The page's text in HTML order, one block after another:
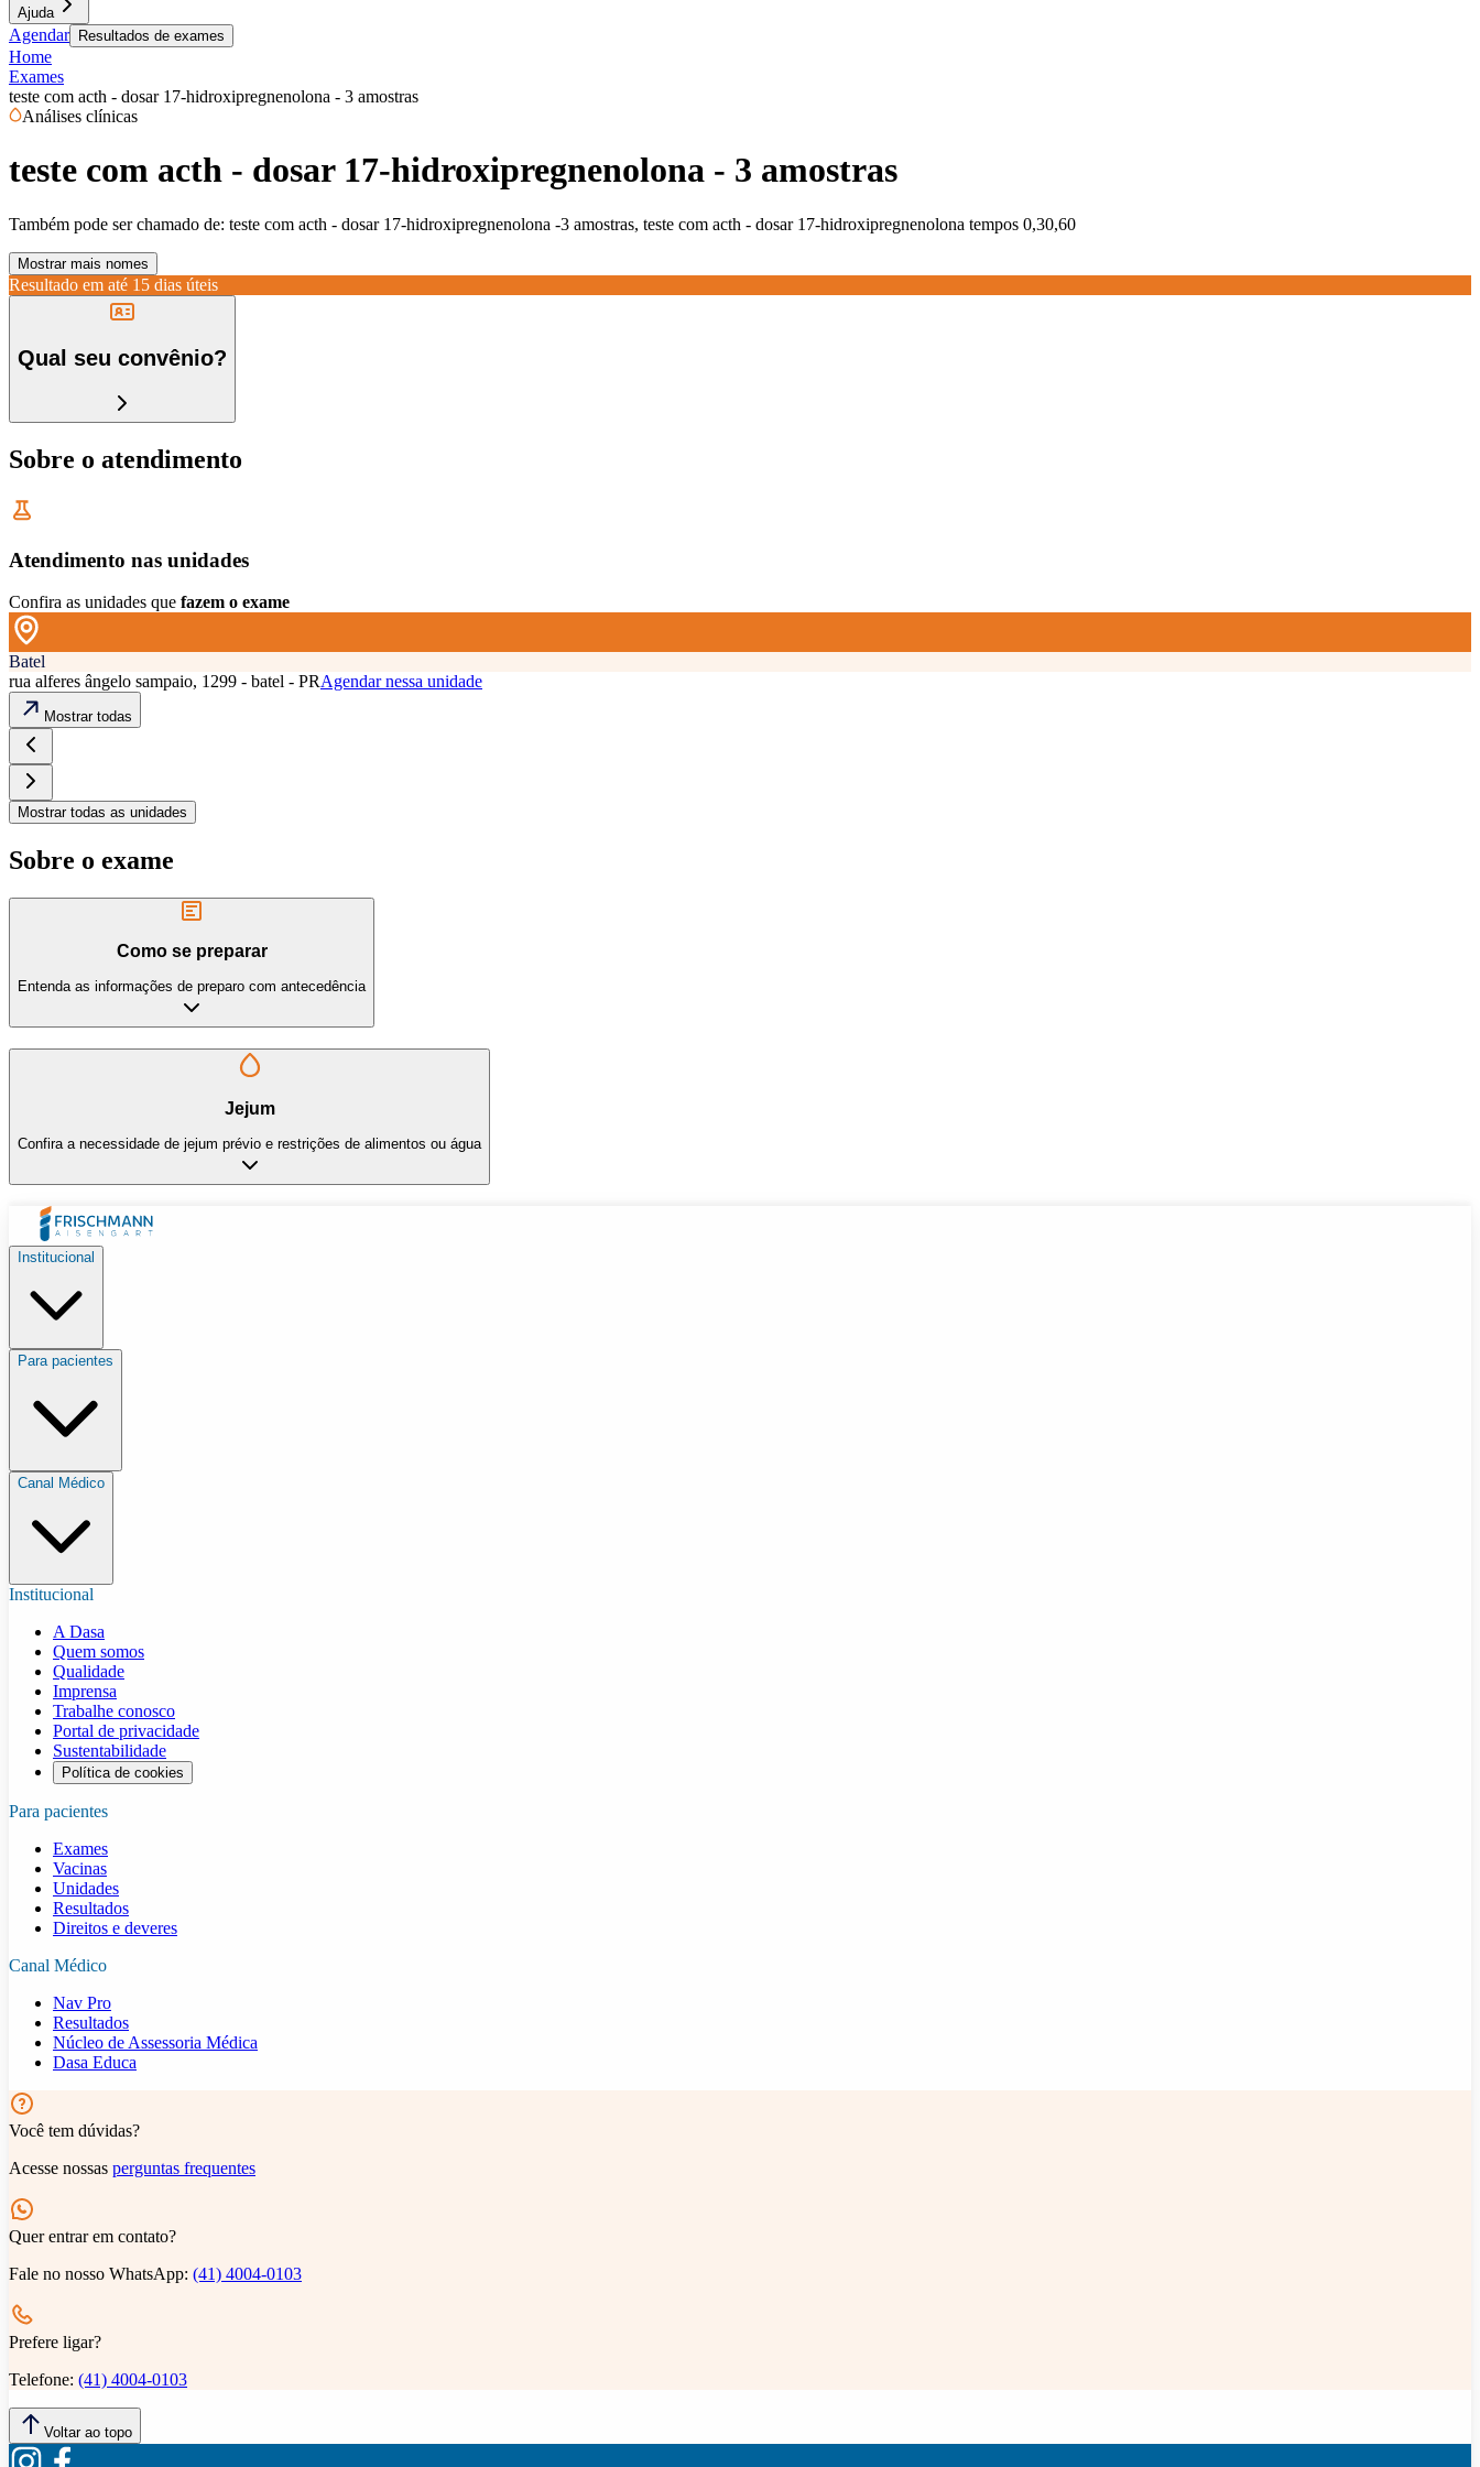
Ajuda
Agendar Resultados de exames
Home
Exames
teste com acth - dosar 17-hidroxipregnenolona - 3 amostras
Análises clínicas
teste com acth - dosar 17-hidroxipregnenolona - 3 amostras
Também pode ser chamado de: teste com acth - dosar 17-hidroxipregnenolona -3 amostras, teste com acth - dosar 17-hidroxipregnenolona tempos 0,30,60
Mostrar mais nomes
Resultado em até 15 dias úteis
Qual seu convênio?
Sobre o atendimento
Atendimento nas unidades
Confira as unidades que fazem o exame
Batel
rua alferes ângelo sampaio, 1299 - batel - PRAgendar nessa unidade
Mostrar todas
Mostrar todas as unidades
Sobre o exame
Como se preparar
Entenda as informações de preparo com antecedência
Jejum
Confira a necessidade de jejum prévio e restrições de alimentos ou água
Institucional
Para pacientes
Canal Médico
Institucional
A Dasa
Quem somos
Qualidade
Imprensa
Trabalhe conosco
Portal de privacidade
Sustentabilidade
Política de cookies
Para pacientes
Exames
Vacinas
Unidades
Resultados
Direitos e deveres
Canal Médico
Nav Pro
Resultados
Núcleo de Assessoria Médica
Dasa Educa
Você tem dúvidas?
Acesse nossas perguntas frequentes
Quer entrar em contato?
Fale no nosso WhatsApp: (41) 4004-0103
Prefere ligar?
Telefone: (41) 4004-0103
Voltar ao topo